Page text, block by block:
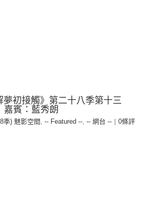
夢初接觸》第二十八季第十三
賓：藍秀朗
季) 魅影空間 , -- Featured --, -- 網台 --
0條評